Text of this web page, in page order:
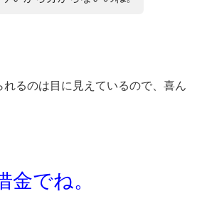
るのは目に見えているので、喜ん
金でね。